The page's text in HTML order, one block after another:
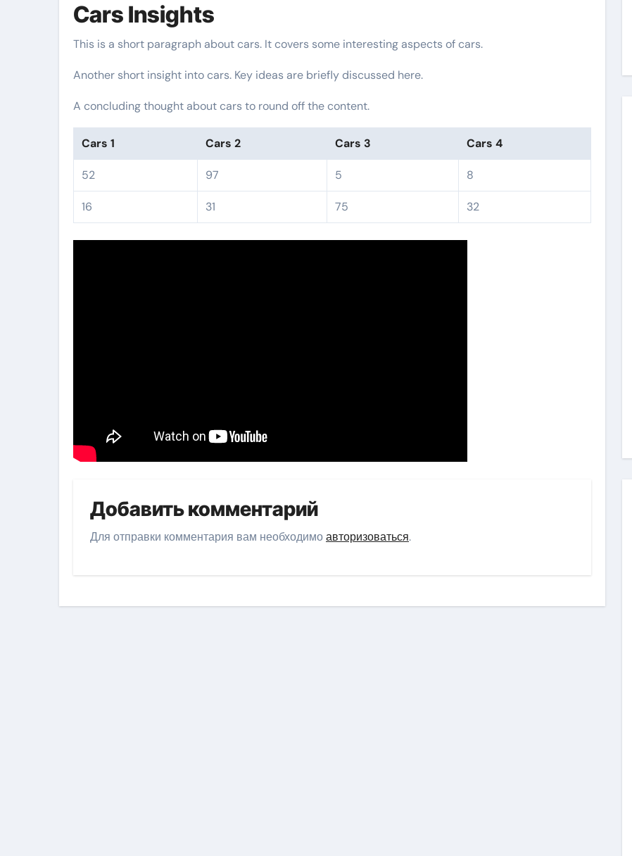
Cars Insights
This is a short paragraph about cars. It covers some interesting aspects of cars.
Another short insight into cars. Key ideas are briefly discussed here.
A concluding thought about cars to round off the content.
Cars 1 Cars 2 Cars 3 Cars 4
52 97 5 8
16 31 75 32
Добавить комментарий
Для отправки комментария вам необходимоавторизоваться.